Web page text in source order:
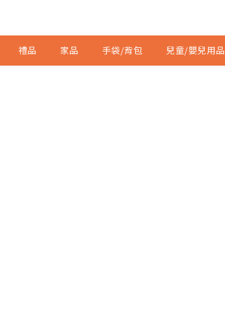
禮品 家品 手袋/背包 兒童/嬰兒用品